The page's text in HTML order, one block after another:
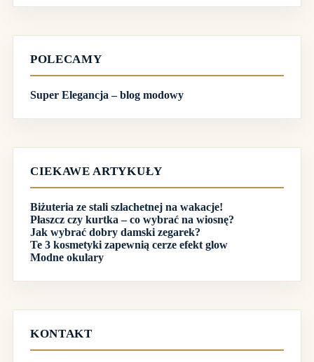
wyników
POLECAMY
Super Elegancja – blog modowy
CIEKAWE ARTYKUŁY
Biżuteria ze stali szlachetnej na wakacje!
Płaszcz czy kurtka – co wybrać na wiosnę?
Jak wybrać dobry damski zegarek?
Te 3 kosmetyki zapewnią cerze efekt glow
Modne okulary
KONTAKT